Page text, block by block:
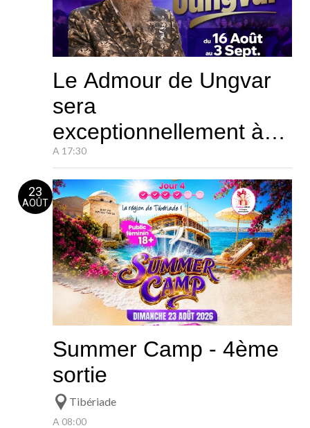
Le Admour de Ungvar
sera
exceptionnellement à
Ashdod!
A 17:30
23
AOÛT
Summer Camp - 4ème
sortie
Tibériade
A 08:00